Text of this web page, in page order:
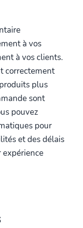
à vos
à vos clients.
correctement
plus
sont
pouvez
pour
et des délais